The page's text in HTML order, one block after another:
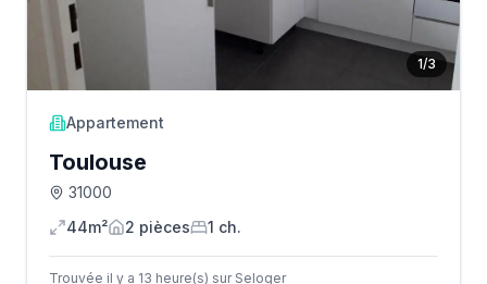
1/3
Appartement
Toulouse
31000
44m²
2 pièces 1 ch.
Trouvée il y a 13 heure(s) sur Seloger